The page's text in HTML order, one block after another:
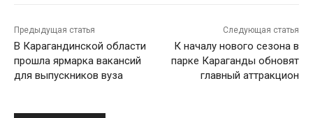
Предыдущая статья
В Карагандинской области
прошла ярмарка вакансий
для выпускников вуза
Следующая статья
К началу нового сезона в
парке Караганды обновят
главный аттракцион